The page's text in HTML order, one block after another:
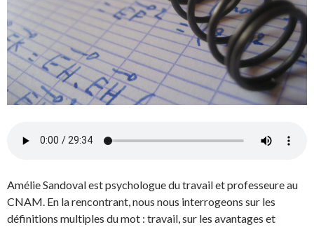
Amélie Sandoval est psychologue du travail et professeure au
CNAM. En la rencontrant, nous nous interrogeons sur les
définitions multiples du mot : travail, sur les avantages et